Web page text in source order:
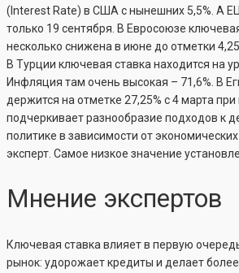
(Interest Rate) в США с нынешних 5,5%. А
только 19 сентября. В Евросоюзе
несколько снижена в июне до отметки
В Турции ключевая ставка находится на
Инфляция там очень высокая – 71,6%. В
держится на отметке 27,25% с 4 марта
подчеркивает разнообразие подходов к
политике в зависимости от
эксперт. Самое низкое значение
Мнение экспертов
Ключевая ставка влияет в первую
рынок: удорожает кредиты и делает